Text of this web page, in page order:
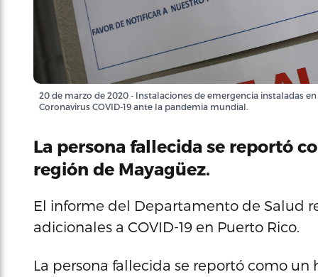
20 de marzo de 2020 - Instalaciones de emergencia instaladas
Coronavirus COVID-19 ante la pandemia mundial.
La persona fallecida se reportó
región de Mayagüez.
El informe del Departamento de Salud
adicionales a COVID-19 en Puerto Rico.
La persona fallecida se reportó como